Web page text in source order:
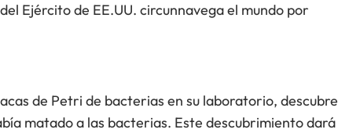
Ejército de EE.UU. circunnavega el mundo por
de Petri de bacterias en su laboratorio, descubre
matado a las bacterias. Este descubrimiento dará